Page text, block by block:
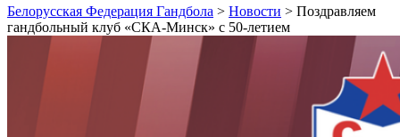
Белорусская Федерация Гандбола > Новости > Поздравляем
гандбольный клуб «СКА-Минск» с 50-летием